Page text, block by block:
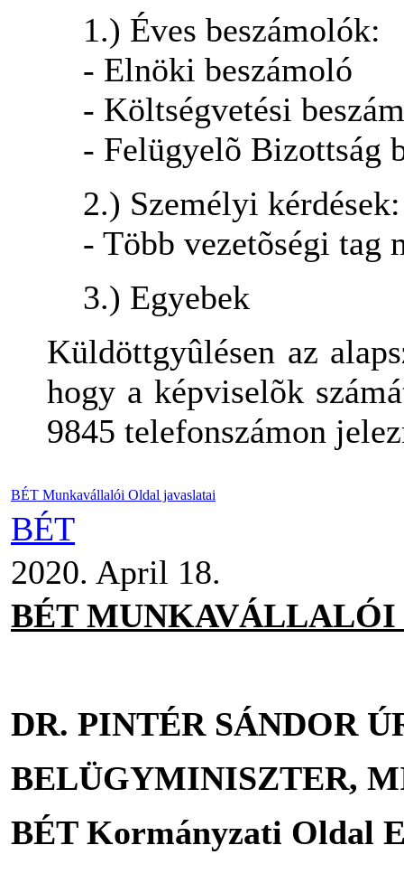
1.) Éves beszámolók:
- Elnöki beszámoló
- Költségvetési
- Felügyelõ Bizottság
2.) Személyi kérdések:
- Több vezetõségi tag
3.) Egyebek
Küldöttgyûlésen az
hogy a képviselõk
9845 telefonszámon
BÉT Munkavállalói Oldal javaslatai
BÉT
2020. April 18.
BÉT
DR. PINTÉR SÁNDOR
BELÜGYMINISZTER,
BÉT Kormányzati Oldal